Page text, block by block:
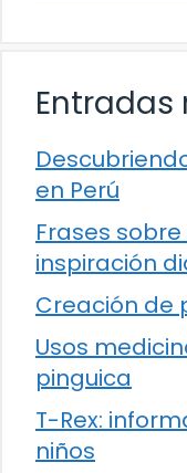
Entradas
en Perú
Frases
inspiración
Creación de
Usos
pinguica
T-Rex:
niños